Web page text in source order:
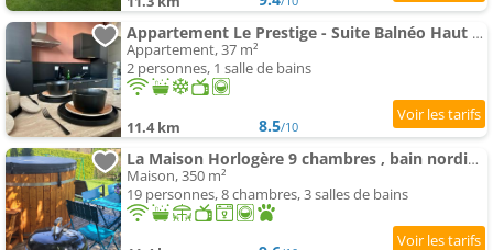
Appartement Le Prestige - Suite Balnéo Haut Standing
Appartement, 37 m²
2 personnes, 1 salle de bains
11.4 km 8.5/10
La Maison Horlogère 9 chambres , bain nordique & sauna
Maison, 350 m²
19 personnes, 8 chambres, 3 salles de bains